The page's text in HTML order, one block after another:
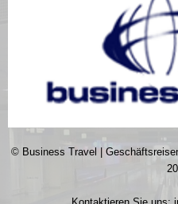
© Business Travel |